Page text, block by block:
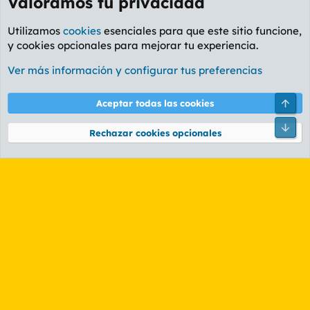
Foro Informática y Videojuegos
Cookies
PL OLDSTYLE AMARILLO
Términos y reglas Política de privacidad Ayuda
Community platform by XenForo® © 2010-2026 XenForo Ltd.
Utilizamos cookies esenciales para que este sitio funcione,
y cookies opcionales para mejorar tu experiencia.
Ver más información y configurar tus preferencias
Aceptar todas las cookies
Rechazar cookies opcionales
Pie